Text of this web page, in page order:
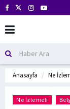
Anasayfa Ne
Ne İzlemeli